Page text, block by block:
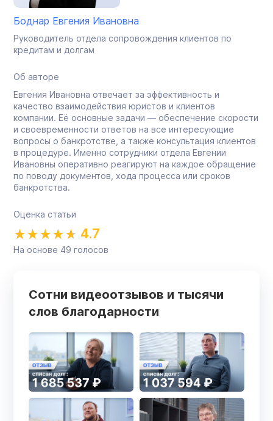
Боднар Евгения Ивановна
Руководитель отдела сопровождения клиентов по
кредитам и долгам
Об авторе
Евгения Ивановна отвечает за эффективность и
качество взаимодействия юристов и клиентов
компании. Её основные задачи — обеспечение скорости
и своевременности ответов на все интересующие
вопросы о банкротстве, а также консультация клиентов
в процедуре. Именно сотрудники отдела Евгении
Ивановны оперативно реагируют на каждое обращение
по поводу документов, хода процесса или сроков
банкротства.
Оценка статьи
4.7
На основе 49 голосов
Сотни видеоотзывов и тысячи
слов благодарности